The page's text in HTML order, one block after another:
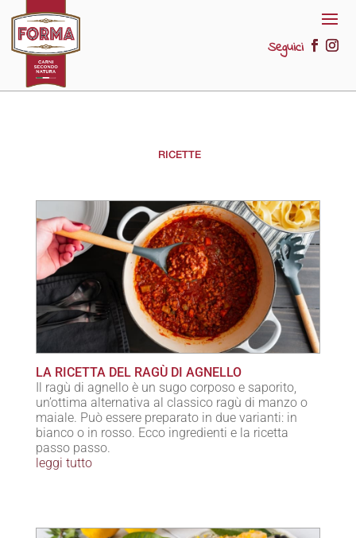
Seguici
RICETTE
LA RICETTA DEL RAGÙ DI AGNELLO
Il ragù di agnello è un sugo corposo e saporito,
un’ottima alternativa al classico ragù di manzo o
maiale. Può essere preparato in due varianti: in
bianco o in rosso. Ecco ingredienti e la ricetta
passo passo.
leggi tutto